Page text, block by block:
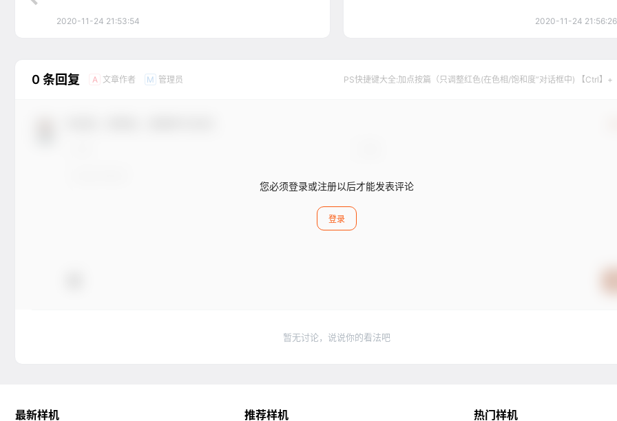
2020-11-24 21:53:54 2020-11-24 21:56:26
0 条回复 A 文章作者 M 管理员 PS快捷键大全:加点按篇（只调整红色(在色相/饱和度”对话框中) 【Ctrl】+
您必须登录或注册以后才能发表评论
登录
暂无讨论，说说你的看法吧
最新样机 推荐样机 热门样机